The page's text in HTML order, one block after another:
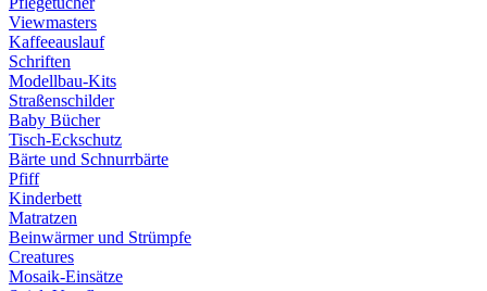
Viewmasters
Kaffeeauslauf
Schriften
Modellbau-Kits
Straßenschilder
Baby Bücher
Tisch-Eckschutz
Bärte und Schnurrbärte
Pfiff
Kinderbett
Matratzen
Beinwärmer und Strümpfe
Creatures
Mosaik-Einsätze